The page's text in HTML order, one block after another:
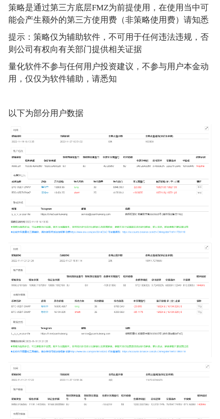
策略是通过第三方底层FMZ为前提使用，在使用当中可
能会产生额外的第三方使用费（非策略使用费）请知悉
提示：策略仅为辅助软件，不可用于任何违法违规，否
则公司有权向有关部门提供相关证据
量化软件不参与任何用户投资建议，不参与用户本金动
用，仅仅为软件辅助，请悉知
以下为部分用户数据